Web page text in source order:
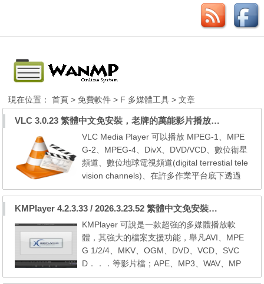
現在位置：首頁 >免費軟件 > F 多媒體工具 > 文章
VLC 3.0.23 繁體中文免安裝，老牌的萬能影片播放軟體免安裝中文版
VLC Media Player 可以播放 MPEG-1、MPE
G-2、MPEG-4、DivX、DVD/VCD、數位衛星
頻道、數位地球電視頻道(digital terrestial tele
vision channels)、在許多作業平台底下透過
寬頻 IPv4、IPv6 網路播放線上影片；此軟體
開發專案是由法國學生所發起的，參與者來自
於世界各地，設計了多平台的支援，可以用於
播放網路串流及本機多媒體檔案之播放及預覽
eMule/BT下載未完成的影片。 VLC media pl
ayer is a highly...
KMPlayer 4.2.3.33 / 2026.3.23.52 繁體中文免安裝，超強的多媒體播放器
KMPlayer 可說是一款超強的多媒體播放軟
體，其強大的檔案支援功能，舉凡AVI、MPE
G 1/2/4、MKV、OGM、DVD、VCD、SVC
D．．．等影片檔；APE、MP3、WAV、MP
C、Flac、MIDI．．．聲音檔；BMP、 GIF、